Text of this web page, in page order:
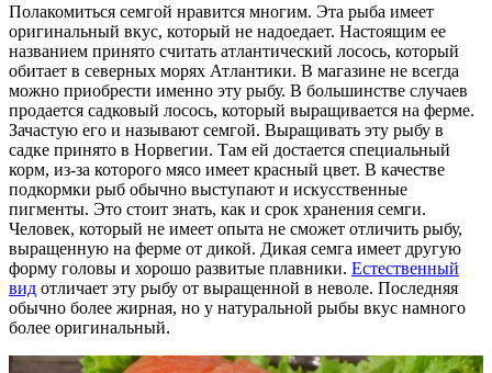
Полакомиться семгой нравится многим. Эта рыба имеет
оригинальный вкус, который не надоедает. Настоящим ее
названием принято считать атлантический лосось, который
обитает в северных морях Атлантики. В магазине не всегда
можно приобрести именно эту рыбу. В большинстве случаев
продается садковый лосось, который выращивается на ферме.
Зачастую его и называют семгой. Выращивать эту рыбу в
садке принято в Норвегии. Там ей достается специальный
корм, из-за которого мясо имеет красный цвет. В качестве
подкормки рыб обычно выступают и искусственные
пигменты. Это стоит знать, как и срок хранения семги.
Человек, который не имеет опыта не сможет отличить рыбу,
выращенную на ферме от дикой. Дикая семга имеет другую
форму головы и хорошо развитые плавники. Естественный
вид отличает эту рыбу от выращенной в неволе. Последняя
обычно более жирная, но у натуральной рыбы вкус намного
более оригинальный.